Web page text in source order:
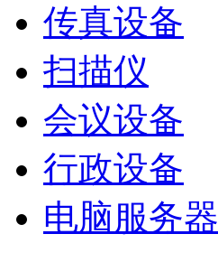
传真设备
扫描仪
会议设备
行政设备
电脑服务器